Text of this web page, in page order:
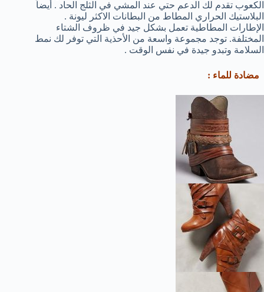
الكعوب تقدم لك الدعم حتي عند المشي في الثلج الحاد . أيضاً
البلاستيك الحراري المطاط من البطانات الاكثر ليونة .
الإطارات المطاطية تعمل بشكل جيد في ظروف الشتاء
المختلفة. توجد مجموعة واسعة من الأحذية التي توفر لك نمط
السلامة وتبدو جيدة في نفس الوقت .
مضادة للماء :